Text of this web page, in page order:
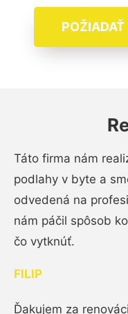
POŽIADAŤ
Táto firma nám
podlahy v byte a
odvedená na
nám páčil spôsob
čo vytknúť.
FILIP
Ďakujem za